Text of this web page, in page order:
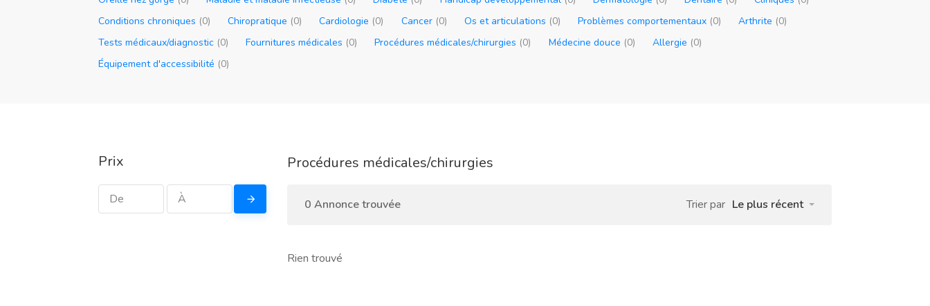
Conditions chroniques (0) Chiropratique (0) Cardiologie (0) Cancer (0) Os et articulations (0) Problèmes comportementaux (0) Arthrite (0)
Tests médicaux/diagnostic (0) Fournitures médicales (0) Procédures médicales/chirurgies (0) Médecine douce (0) Allergie (0)
Équipement d'accessibilité (0)
Prix Procédures médicales/chirurgies
0 Annonce trouvée Trier par Le plus récent
Rien trouvé